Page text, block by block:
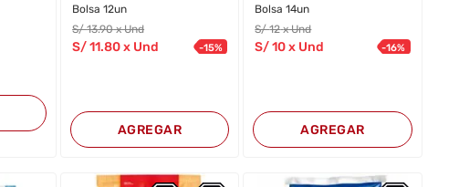
Bolsa 12un
S/13.90 x Und
S/11.80x Und -15%
AGREGAR
Bolsa 14un
S/12 x Und
S/10x Und -16%
AGREGAR